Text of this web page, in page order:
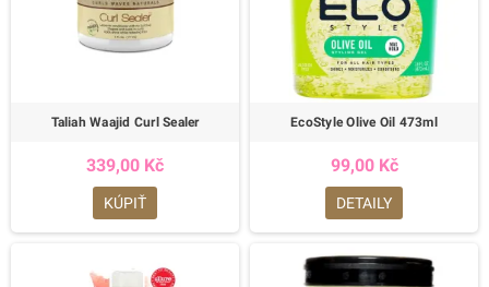
Taliah Waajid Curl Sealer
339,00 Kč
KÚPIŤ
EcoStyle Olive Oil 473ml
99,00 Kč
DETAILY